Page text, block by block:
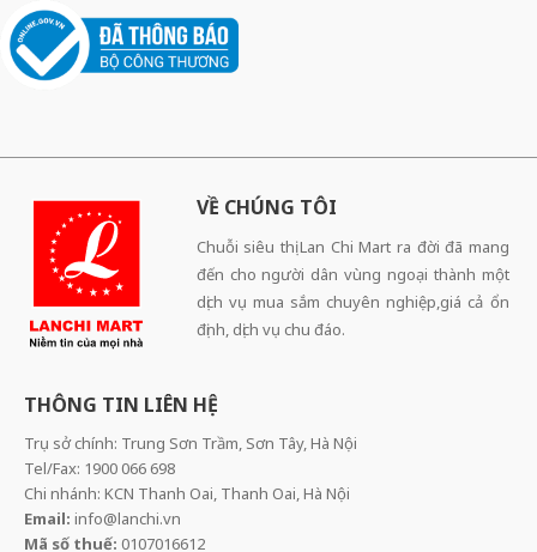
VỀ CHÚNG TÔI
Chuỗi siêu thị Lan Chi Mart ra đời đã mang
đến cho người dân vùng ngoại thành một
dịch vụ mua sắm chuyên nghiệp,giá cả ổn
định, dịch vụ chu đáo.
THÔNG TIN LIÊN HỆ
Trụ sở chính: Trung Sơn Trầm, Sơn Tây, Hà Nội
Tel/Fax: 1900 066 698
Chi nhánh: KCN Thanh Oai, Thanh Oai, Hà Nội
Email: info@lanchi.vn
Mã số thuế: 0107016612